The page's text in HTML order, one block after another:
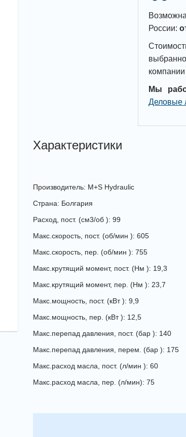
России:
компании
Мы
Деловые
Характеристики
Производитель: M+S Hydraulic
Страна: Болгария
Расход, пост. (см3/об ): 99
Макс.скорость, пост. (об/мин ): 605
Макс.скорость, пер. (об/мин ): 755
Макс.крутящий момент, пост. (Нм ): 19,3
Макс.крутящий момент, пер. (Нм ): 23,7
Макс.мощность, пост. (кВт ): 9,9
Макс.мощность, пер. (кВт ): 12,5
Макс.перепад давления, пост. (бар ): 140
Макс.перепад давления, перем. (бар ): 175
Макс.расход масла, пост. (л/мин ): 60
Макс.расход масла, пер. (л/мин): 75